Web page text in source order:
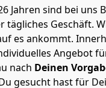
Jahren sind bei
tägliches Geschäft.
es ankommt.
Angebot
nach Deinen
gesucht hast für